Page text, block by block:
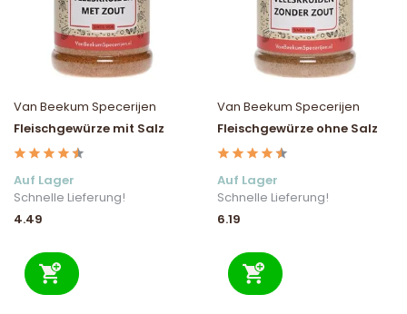
Van Beekum Specerijen
Fleischgewürze mit Salz
Auf Lager
Schnelle Lieferung!
4.49
Van Beekum Specerijen
Fleischgewürze ohne Salz
Auf Lager
Schnelle Lieferung!
6.19